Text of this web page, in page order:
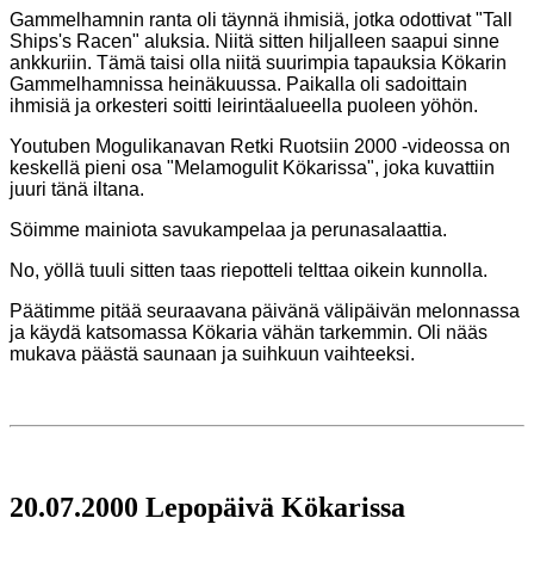
Gammelhamnin ranta oli täynnä ihmisiä, jotka odottivat "Tall
Ships's Racen" aluksia. Niitä sitten hiljalleen saapui sinne
ankkuriin. Tämä taisi olla niitä suurimpia tapauksia Kökarin
Gammelhamnissa heinäkuussa. Paikalla oli sadoittain
ihmisiä ja orkesteri soitti leirintäalueella puoleen yöhön.
Youtuben Mogulikanavan Retki Ruotsiin 2000 -videossa on
keskellä pieni osa "Melamogulit Kökarissa", joka kuvattiin
juuri tänä iltana.
Söimme mainiota savukampelaa ja perunasalaattia.
No, yöllä tuuli sitten taas riepotteli telttaa oikein kunnolla.
Päätimme pitää seuraavana päivänä välipäivän melonnassa
ja käydä katsomassa Kökaria vähän tarkemmin. Oli nääs
mukava päästä saunaan ja suihkuun vaihteeksi.
20.07.2000 Lepopäivä Kökarissa